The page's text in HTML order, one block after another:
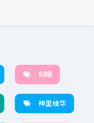
刻晴
神里绫华